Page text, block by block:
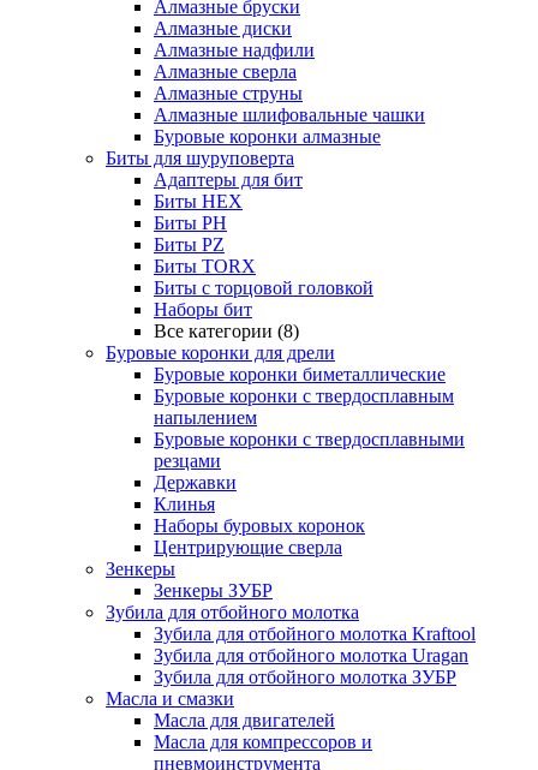
Алмазные бруски
Алмазные диски
Алмазные надфили
Алмазные сверла
Алмазные струны
Алмазные шлифовальные чашки
Буровые коронки алмазные
Биты для шуруповерта
Адаптеры для бит
Биты HEX
Биты PH
Биты PZ
Биты TORX
Биты с торцовой головкой
Наборы бит
Все категории (8)
Буровые коронки для дрели
Буровые коронки биметаллические
Буровые коронки с твердосплавным
напылением
Буровые коронки с твердосплавными
резцами
Державки
Клинья
Наборы буровых коронок
Центрирующие сверла
Зенкеры
Зенкеры ЗУБР
Зубила для отбойного молотка
Зубила для отбойного молотка Kraftool
Зубила для отбойного молотка Uragan
Зубила для отбойного молотка ЗУБР
Масла и смазки
Масла для двигателей
Масла для компрессоров и
пневмоинструмента